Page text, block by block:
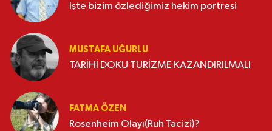
İşte bizim özlediğimiz hekim portresi
MUSTAFA UĞURLU
TARİHİ DOKU TURİZME KAZANDIRILMALI
FATMA ÖZEN
Rosenheim Olayı(Ruh Tacizi)?